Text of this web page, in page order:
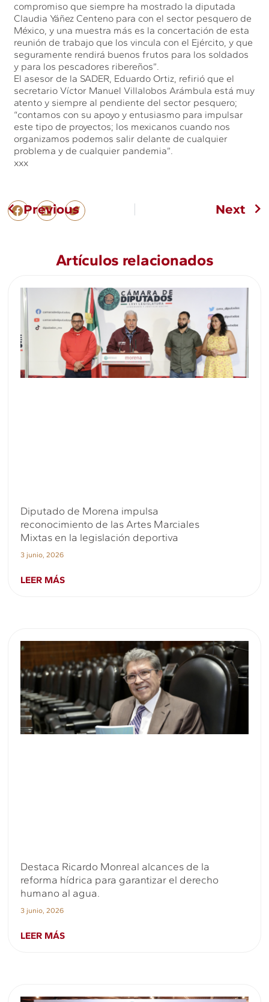
compromiso que siempre ha mostrado la diputada
Claudia Yáñez Centeno para con el sector pesquero de
México, y una muestra más es la concertación de esta
reunión de trabajo que los vincula con el Ejército, y que
seguramente rendirá buenos frutos para los soldados
y para los pescadores ribereños”.
El asesor de la SADER, Eduardo Ortiz, refirió que el
secretario Víctor Manuel Villalobos Arámbula está muy
atento y siempre al pendiente del sector pesquero;
“contamos con su apoyo y entusiasmo para impulsar
este tipo de proyectos; los mexicanos cuando nos
organizamos podemos salir delante de cualquier
problema y de cualquier pandemia”.
xxx
Previous Next
Artículos relacionados
Diputado de Morena impulsa
reconocimiento de las Artes Marciales
Mixtas en la legislación deportiva
3 junio, 2026
LEER MÁS
Destaca Ricardo Monreal alcances de la
reforma hídrica para garantizar el derecho
humano al agua.
3 junio, 2026
LEER MÁS